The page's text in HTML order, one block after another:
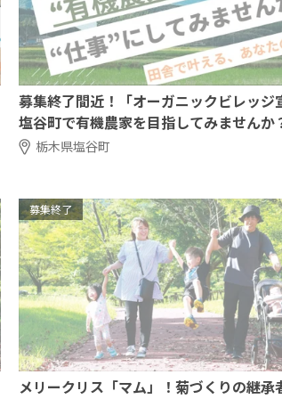
募集終了間近！「オーガニックビレッジ
塩谷町で有機農家を目指してみませんか
栃木県塩谷町
募集終了
メリークリス「マム」！菊づくりの継承